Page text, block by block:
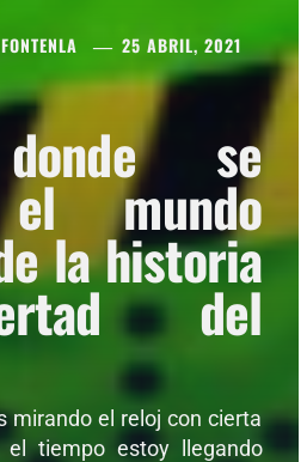
25 ABRIL, 2021
se
mundo
la historia
del
mirando el reloj con cierta
el tiempo estoy llegando